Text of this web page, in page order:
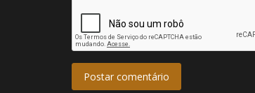
Postar comentário